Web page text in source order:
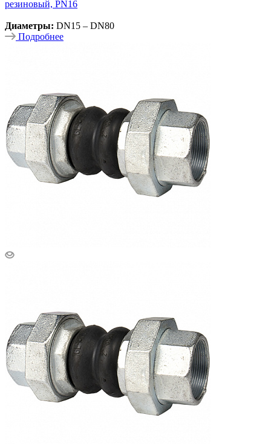
резиновый, PN16
Диаметры: DN15 – DN80
Подробнее